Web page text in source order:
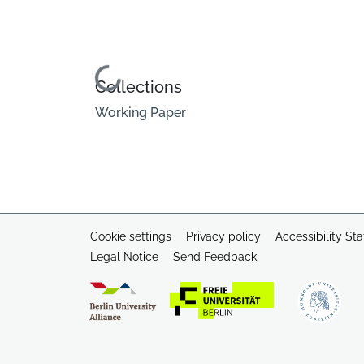
Loading...
Collections
Working Paper
Cookie settings Privacy policy
Accessibility
Legal Notice
Send Feedback